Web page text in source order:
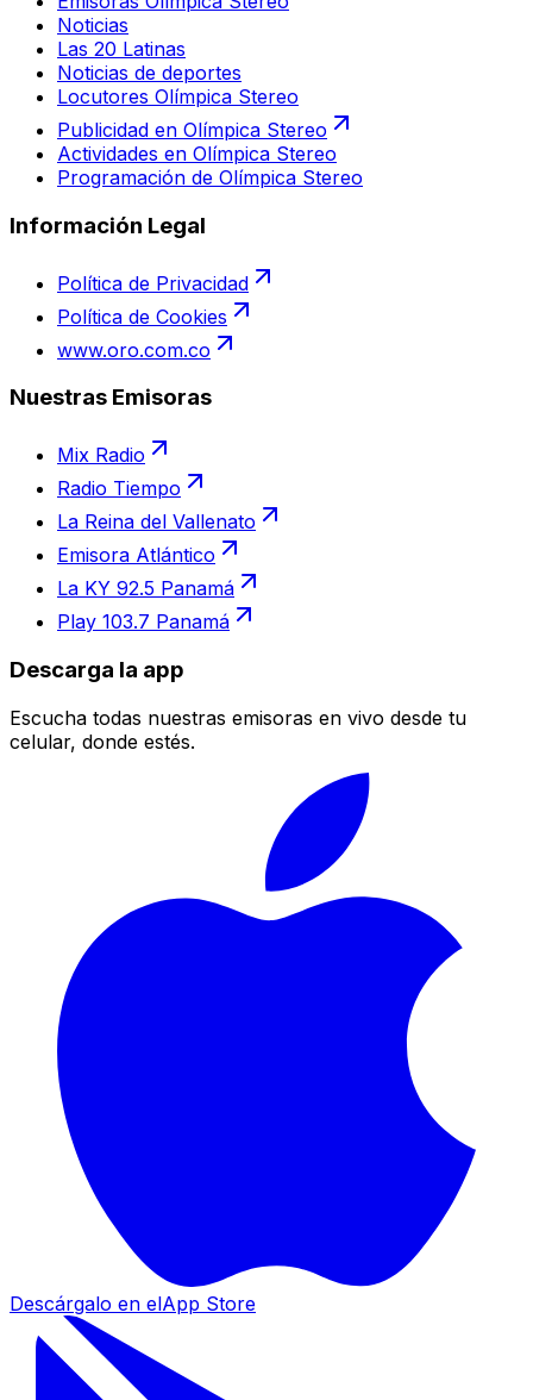
Noticias
Las 20 Latinas
Noticias de deportes
Locutores Olímpica Stereo
Publicidad en Olímpica Stereo
Actividades en Olímpica Stereo
Programación de Olímpica Stereo
Información Legal
Política de Privacidad
Política de Cookies
www.oro.com.co
Nuestras Emisoras
Mix Radio
Radio Tiempo
La Reina del Vallenato
Emisora Atlántico
La KY 92.5 Panamá
Play 103.7 Panamá
Descarga la app
Escucha todas nuestras emisoras en vivo desde tu
celular, donde estés.
Descárgalo en elApp Store